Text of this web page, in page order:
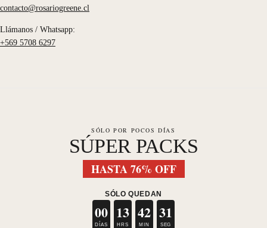
contacto@rosariogreene.cl
Llámanos / Whatsapp:
+569 5708 6297
SÓLO POR POCOS DÍAS
SÚPER PACKS
HASTA 76% OFF
SÓLO QUEDAN
00
DÍAS
13
HRS
42
MIN
31
SEG